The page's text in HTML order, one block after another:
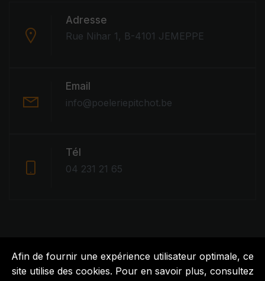
Afin de fournir une expérience utilisateur optimale, ce
site utilise des cookies. Pour en savoir plus, consultez
Afin de fournir une expérience utilisateur optimale, ce
site utilise des cookies. Pour en savoir plus, consultez
Adresse
Rue Nihar 1, B-4101 JEMEPPE
Email
info@poeleriepitchot.be
Tél
04 231 21 65